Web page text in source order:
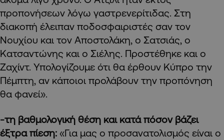
προπονήσεων λόγω γαστρενερίτιδας. Στη
διακοπή έλειπαν ποδοσφαιριστές σαν τον
Νουχίου και τον Αποστολάκη, ο Σατσιάς, ο
Κατσαντώνης και ο Σιέλης. Προστέθηκε και ο
Ζαχίντ. Υπολογίζουμε ότι θα έρθουν Κύπρο την
Πέμπτη, αν κάποιοι προλάβουν την προπόνηση
θα φανεί».
-τη βαθμολογική θέση και κατά πόσον βάζει
έξτρα πίεση: «Για μας ο προσανατολισμός είναι ο